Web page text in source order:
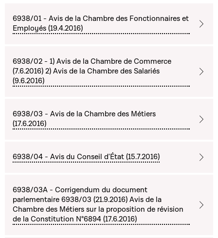
6938/01 - Avis de la Chambre des Fonctionnaires et
Employés (19.4.2016)
6938/02 - 1) Avis de la Chambre de Commerce
(7.6.2016) 2) Avis de la Chambre des Salariés
(9.6.2016)
6938/03 - Avis de la Chambre des Métiers
(17.6.2016)
6938/04 - Avis du Conseil d'État (15.7.2016)
6938/03A - Corrigendum du document
parlementaire 6938/03 (21.9.2016) Avis de la
Chambre des Métiers sur la proposition de révision
de la Constitution N°6894 (17.6.2016)